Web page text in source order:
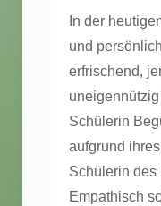
In der
und
erfrischend,
Schülerin
aufgrund
Schülerin des
Empathisch